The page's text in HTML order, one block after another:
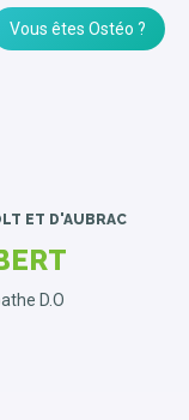
Vous êtes Ostéo ?
ET D'AUBRAC
D.O